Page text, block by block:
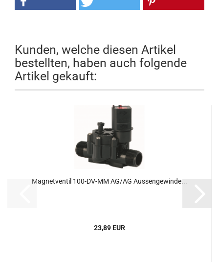
Kunden, welche diesen Artikel
bestellten, haben auch folgende
Artikel gekauft:
Magnetventil 100-DV-MM AG/AG Aussengewinde...
23,89 EUR